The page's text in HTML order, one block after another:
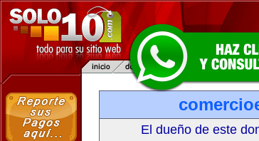
El dueño de este